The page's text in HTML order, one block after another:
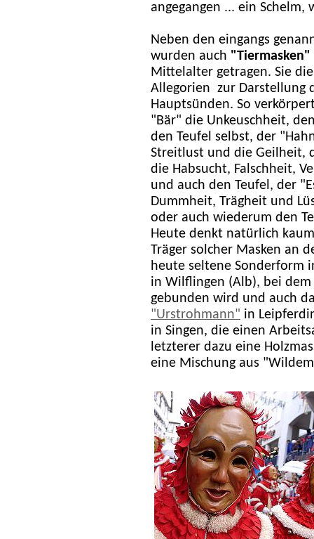
angegangen ... ein Schelm,
Neben den eingangs
wurden auch "Tiermasken"
Mittelalter getragen. Sie
Allegorien zur Darstellung
Hauptsünden. So
"Bär" die Unkeuschheit,
den Teufel selbst, der
Streitlust und die Geilheit,
die Habsucht, Falschheit,
und auch den Teufel, der
Dummheit, Trägheit und
oder auch wiederum den
Heute denkt natürlich
Träger solcher Masken an
heute seltene Sonderform
in Wilflingen (Alb), bei
gebunden wird und auch
"Urstrohmann" in
in Singen, die einen
letzterer dazu eine
eine Mischung aus